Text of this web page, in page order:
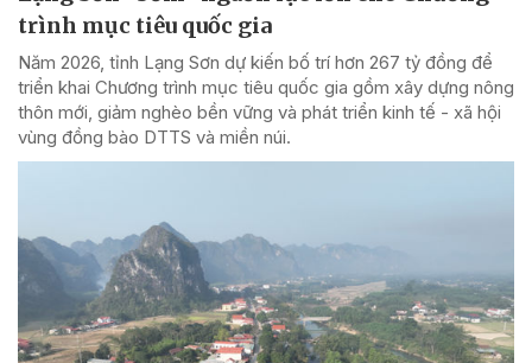
trình mục tiêu quốc gia
Năm 2026, tỉnh Lạng Sơn dự kiến bố trí hơn 267 tỷ đồng để
triển khai Chương trình mục tiêu quốc gia gồm xây dựng nông
thôn mới, giảm nghèo bền vững và phát triển kinh tế - xã hội
vùng đồng bào DTTS và miền núi.